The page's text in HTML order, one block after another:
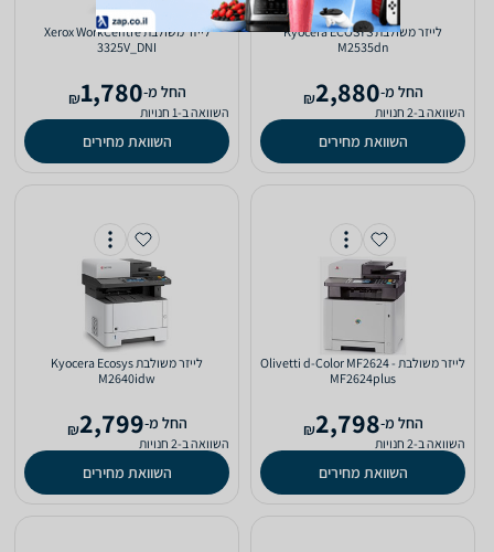
‏לייזר ‏משולבת Kyocera ECOSYS
M2535dn
‫החל מ-2,880
₪
השוואה ב-2 חנויות
השוואת מחירים
‏לייזר ‏משולבת Xerox WorkCentre
3325V_DNI
‫החל מ-1,780
₪
השוואה ב-1 חנויות
השוואת מחירים
‏לייזר ‏משולבת Olivetti d-Color MF2624 -
MF2624plus
‫החל מ-2,798
₪
השוואה ב-2 חנויות
השוואת מחירים
‏לייזר ‏משולבת Kyocera Ecosys
M2640idw
‫החל מ-2,799
₪
השוואה ב-2 חנויות
השוואת מחירים